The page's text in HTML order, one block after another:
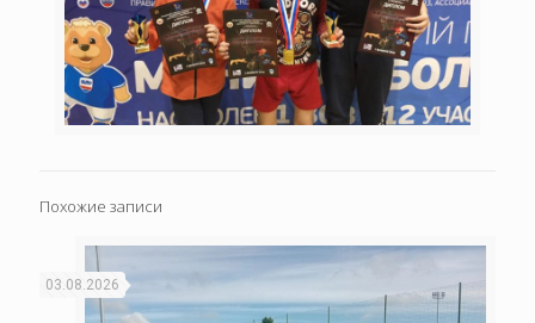
Похожие записи
03.08.2026